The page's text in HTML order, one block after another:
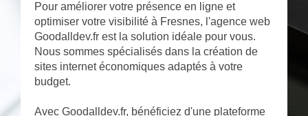
Pour améliorer votre présence en ligne et
optimiser votre visibilité à Fresnes, l'agence web
Goodalldev.fr est la solution idéale pour vous.
Nous sommes spécialisés dans la création de
sites internet économiques adaptés à votre
budget.
Avec Goodalldev.fr, bénéficiez d'une plateforme